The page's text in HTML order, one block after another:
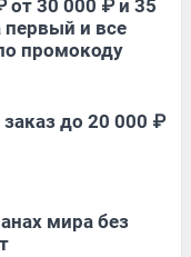
от 30 000 ₽ и 35
первый и все
промокоду
до 20 000 ₽
мира без